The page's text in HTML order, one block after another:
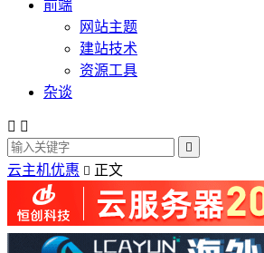
前端
网站主题
建站技术
资源工具
杂谈
 

云主机优惠  正文